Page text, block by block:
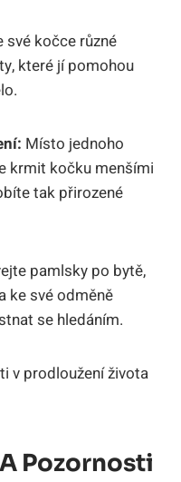
své kočce různé
které jí pomohou
Místo jednoho
krmit kočku menšími
tak přirozené
pamlsky po bytě,
ke své odměně
se hledáním.
Pozornosti